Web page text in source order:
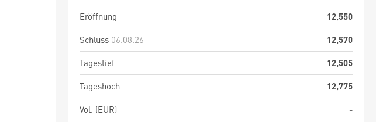
Eröffnung
12,550
Schluss 06.08.26
12,570
Tagestief
12,505
Tageshoch
12,775
Vol. (EUR)
-